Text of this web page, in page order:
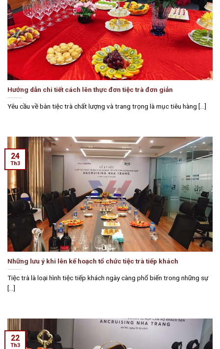
Hướng dẫn chi tiết cách lên thực đơn tiệc trà đơn giản
Yêu cầu về bàn tiệc trà chất lượng và trang trọng là mục tiêu hàng [...]
Những lưu ý khi lên kế hoạch tổ chức tiệc trà tiếp khách
Tiệc trà là loại hình tiệc tiếp khách ngày càng phổ biến trong những sự
[...]
24
Th3
22
Th3